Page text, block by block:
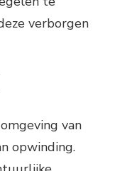
verborgen
van
opwinding.